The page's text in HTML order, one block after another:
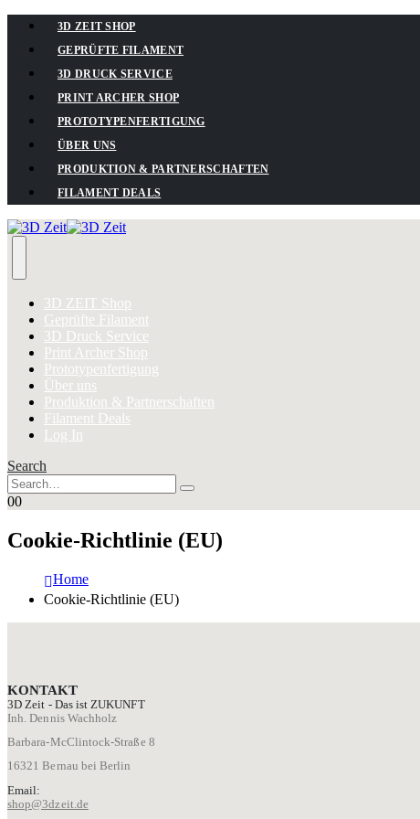
3D ZEIT SHOP
GEPRÜFTE FILAMENT
3D DRUCK SERVICE
PRINT ARCHER SHOP
PROTOTYPENFERTIGUNG
ÜBER UNS
PRODUKTION & PARTNERSCHAFTEN
FILAMENT DEALS
3D ZEIT Shop
Geprüfte Filament
3D Druck Service
Print Archer Shop
Prototypenfertigung
Über uns
Produktion & Partnerschaften
Filament Deals
Log In
Search
00
Cookie-Richtlinie (EU)
Home
Cookie-Richtlinie (EU)
KONTAKT
3D Zeit - Das ist ZUKUNFT
Inh. Dennis Wachholz
Barbara-McClintock-Straße 8
16321 Bernau bei Berlin
Email:
shop@3dzeit.de